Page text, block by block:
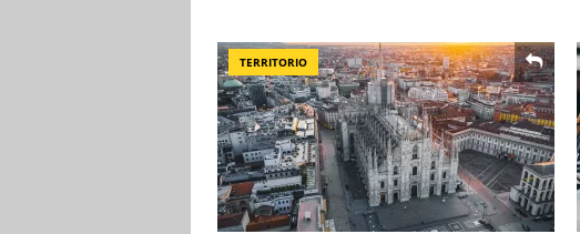
TERRITORIO